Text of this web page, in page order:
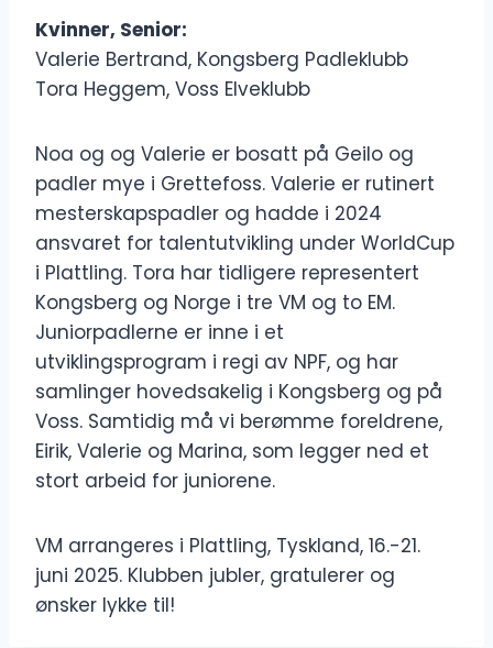
Kvinner, Senior:
Valerie Bertrand, Kongsberg Padleklubb
Tora Heggem, Voss Elveklubb
Noa og og Valerie er bosatt på Geilo og
padler mye i Grettefoss. Valerie er rutinert
mesterskapspadler og hadde i 2024
ansvaret for talentutvikling under WorldCup
i Plattling. Tora har tidligere representert
Kongsberg og Norge i tre VM og to EM.
Juniorpadlerne er inne i et
utviklingsprogram i regi av NPF, og har
samlinger hovedsakelig i Kongsberg og på
Voss. Samtidig må vi berømme foreldrene,
Eirik, Valerie og Marina, som legger ned et
stort arbeid for juniorene.
VM arrangeres i Plattling, Tyskland, 16.-21.
juni 2025. Klubben jubler, gratulerer og
ønsker lykke til!